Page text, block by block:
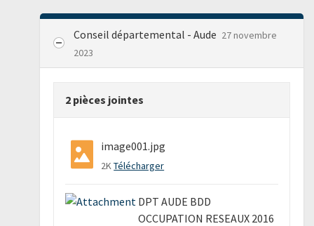
Conseil départemental - Aude 27 novembre
2023
2 pièces jointes
image001.jpg
2KTélécharger
DPT AUDE BDD
OCCUPATION RESEAUX 2016